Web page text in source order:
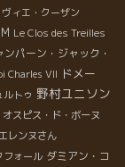
ィエ・クーザン
Le Clos des Treilles
ンパーン・ジャック・
Charles VII ドメー
ルトゥ 野村ユニソン
オスピス・ド・ボーヌ
レンヌさん
フォール ダミアン・コ